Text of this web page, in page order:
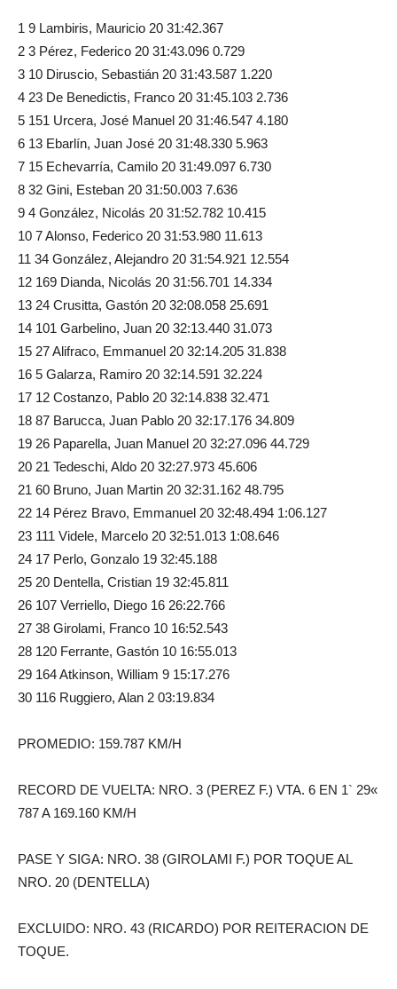
1 9 Lambiris, Mauricio 20 31:42.367
2 3 Pérez, Federico 20 31:43.096 0.729
3 10 Diruscio, Sebastián 20 31:43.587 1.220
4 23 De Benedictis, Franco 20 31:45.103 2.736
5 151 Urcera, José Manuel 20 31:46.547 4.180
6 13 Ebarlín, Juan José 20 31:48.330 5.963
7 15 Echevarría, Camilo 20 31:49.097 6.730
8 32 Gini, Esteban 20 31:50.003 7.636
9 4 González, Nicolás 20 31:52.782 10.415
10 7 Alonso, Federico 20 31:53.980 11.613
11 34 González, Alejandro 20 31:54.921 12.554
12 169 Dianda, Nicolás 20 31:56.701 14.334
13 24 Crusitta, Gastón 20 32:08.058 25.691
14 101 Garbelino, Juan 20 32:13.440 31.073
15 27 Alifraco, Emmanuel 20 32:14.205 31.838
16 5 Galarza, Ramiro 20 32:14.591 32.224
17 12 Costanzo, Pablo 20 32:14.838 32.471
18 87 Barucca, Juan Pablo 20 32:17.176 34.809
19 26 Paparella, Juan Manuel 20 32:27.096 44.729
20 21 Tedeschi, Aldo 20 32:27.973 45.606
21 60 Bruno, Juan Martin 20 32:31.162 48.795
22 14 Pérez Bravo, Emmanuel 20 32:48.494 1:06.127
23 111 Videle, Marcelo 20 32:51.013 1:08.646
24 17 Perlo, Gonzalo 19 32:45.188
25 20 Dentella, Cristian 19 32:45.811
26 107 Verriello, Diego 16 26:22.766
27 38 Girolami, Franco 10 16:52.543
28 120 Ferrante, Gastón 10 16:55.013
29 164 Atkinson, William 9 15:17.276
30 116 Ruggiero, Alan 2 03:19.834
PROMEDIO: 159.787 KM/H
RECORD DE VUELTA: NRO. 3 (PEREZ F.) VTA. 6 EN 1` 29«
787 A 169.160 KM/H
PASE Y SIGA: NRO. 38 (GIROLAMI F.) POR TOQUE AL
NRO. 20 (DENTELLA)
EXCLUIDO: NRO. 43 (RICARDO) POR REITERACION DE
TOQUE.